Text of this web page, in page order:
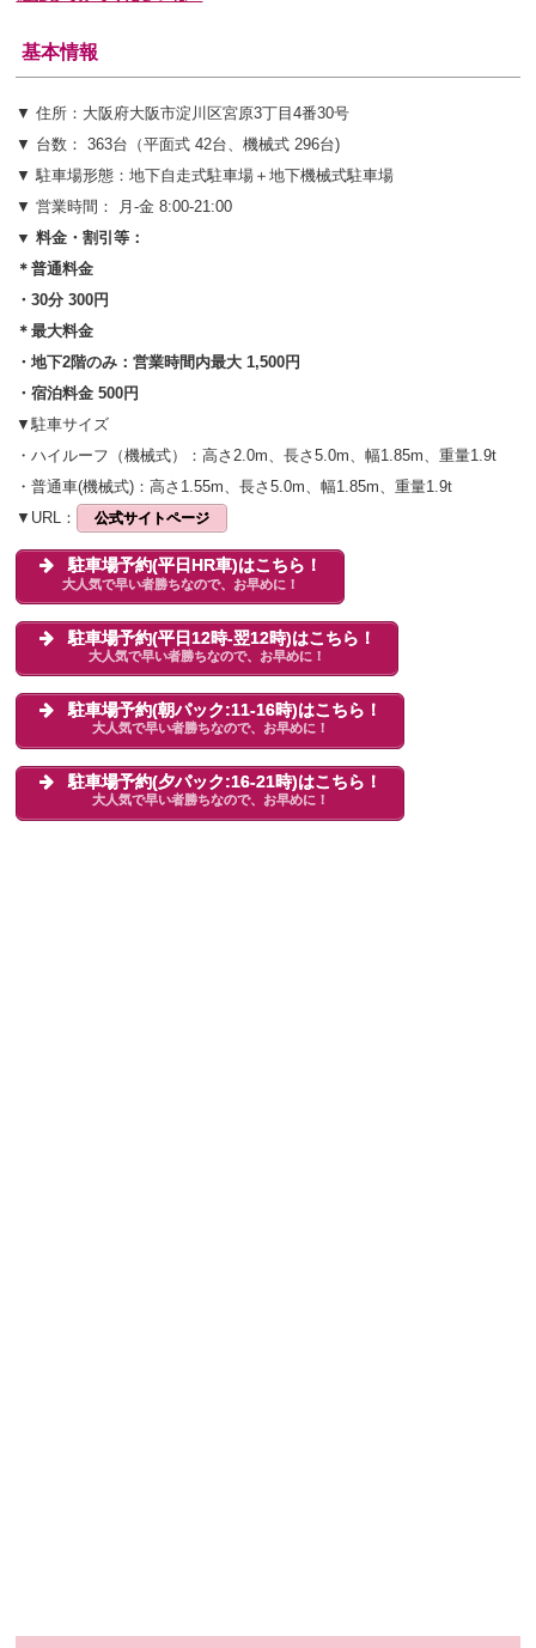
基本情報
▼ 住所：大阪府大阪市淀川区宮原3丁目4番30号
▼ 台数： 363台（平面式 42台、機械式 296台)
▼ 駐車場形態：地下自走式駐車場＋地下機械式駐車場
▼ 営業時間： 月-金 8:00-21:00
▼ 料金・割引等：
＊普通料金
・30分 300円
＊最大料金
・地下2階のみ：営業時間内最大 1,500円
・宿泊料金 500円
▼駐車サイズ
・ハイルーフ（機械式）：高さ2.0m、長さ5.0m、幅1.85m、重量1.9t
・普通車(機械式)：高さ1.55m、長さ5.0m、幅1.85m、重量1.9t
▼URL：
公式サイトページ
駐車場予約(平日HR車)はこちら！
大人気で早い者勝ちなので、お早めに！
駐車場予約(平日12時-翌12時)はこちら！
大人気で早い者勝ちなので、お早めに！
駐車場予約(朝パック:11-16時)はこちら！
大人気で早い者勝ちなので、お早めに！
駐車場予約(夕パック:16-21時)はこちら！
大人気で早い者勝ちなので、お早めに！